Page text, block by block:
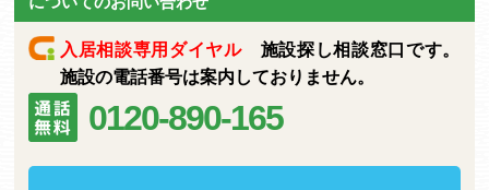
入居相談専用ダイヤル施設探し相談窓口です。
施設の電話番号は案内しておりません。
0120-890-165